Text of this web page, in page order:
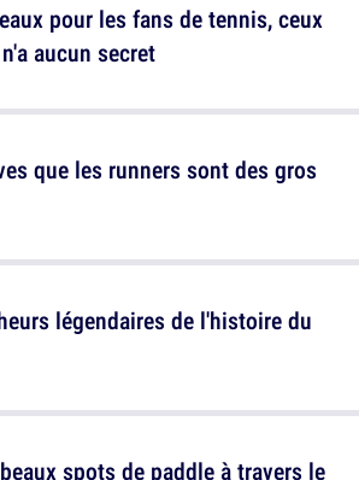
pour les fans de tennis, ceux
aucun secret
légendaires de l'histoire du
que les runners sont des gros
spots de paddle à travers le